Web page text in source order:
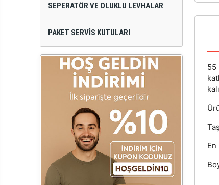
SEPERATÖR VE OLUKLU LEVHALAR
PAKET SERVIS KUTULARI
En